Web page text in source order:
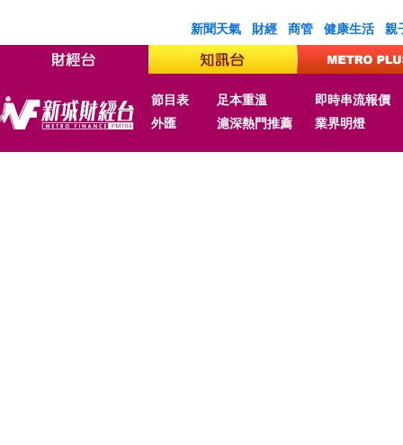
新聞天氣 財經 商管 健康生活 親
節目表 足本重溫
即時串流報價
外匯
滬深熱門推薦 業界明燈